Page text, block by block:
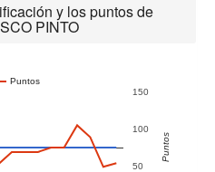
y los puntos de
PINTO
Puntos
50
100
150
Puntos